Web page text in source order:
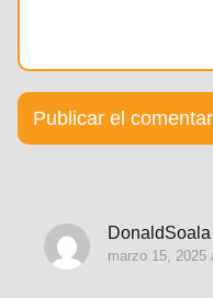
DonaldSoala
marzo 15, 2025